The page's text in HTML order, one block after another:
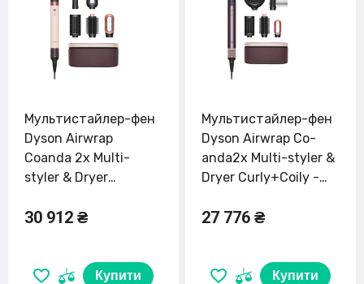
Мультистайлер-фен
Dyson Airwrap
Coanda 2x Multi-
styler & Dryer
Ceramic Pink/Rose
30 912 ₴
Купити
Мультистайлер-фен
Dyson Airwrap Co-
anda2x Multi-styler &
Dryer Curly+Coily -
(598952-01)
27 776 ₴
Купити